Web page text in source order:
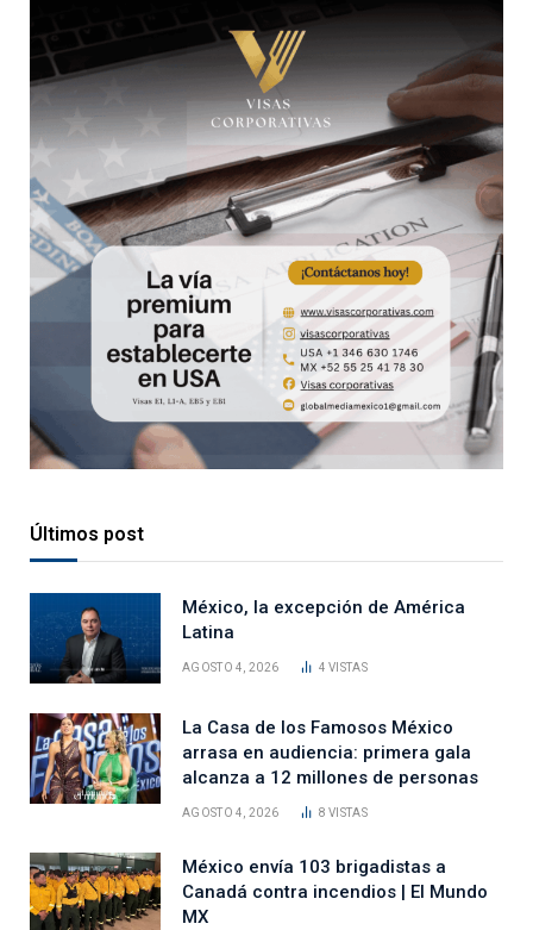
Últimos post
México, la excepción de América
Latina
AGOSTO 4, 2026 4VISTAS
La Casa de los Famosos México
arrasa en audiencia: primera gala
alcanza a 12 millones de personas
AGOSTO 4, 2026 8VISTAS
México envía 103 brigadistas a
Canadá contra incendios | El Mundo
MX